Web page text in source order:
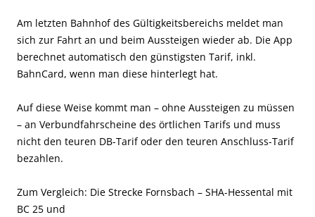
Am letzten Bahnhof des Gültigkeitsbereichs meldet man
sich zur Fahrt an und beim Aussteigen wieder ab. Die App
berechnet automatisch den günstigsten Tarif, inkl.
BahnCard, wenn man diese hinterlegt hat.
Auf diese Weise kommt man – ohne Aussteigen zu müssen
– an Verbundfahrscheine des örtlichen Tarifs und muss
nicht den teuren DB-Tarif oder den teuren Anschluss-Tarif
bezahlen.
Zum Vergleich: Die Strecke Fornsbach – SHA-Hessental mit
BC 25 und